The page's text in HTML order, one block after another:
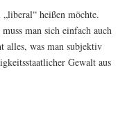
hei­ßen möch­te.
man sich ein­fach auch
alles, was man sub­jek­tiv
Gewalt aus